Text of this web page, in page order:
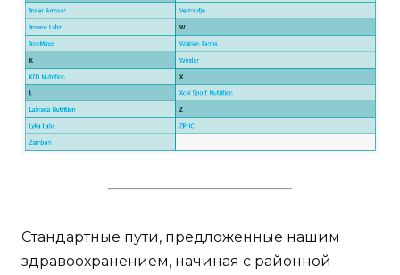
Стандартные пути, предложенные нашим
здравоохранением, начиная с районной